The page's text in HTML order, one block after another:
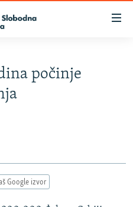
počinje
Google izvor